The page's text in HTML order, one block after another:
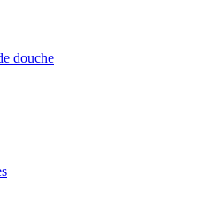
douche